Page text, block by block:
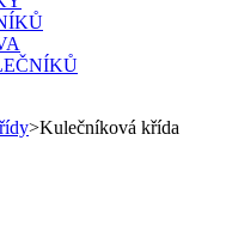
>Kulečníková křída